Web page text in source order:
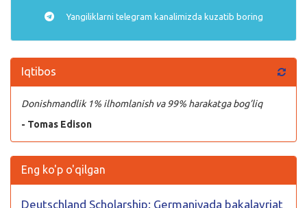
Yangiliklarni telegram kanalimizda kuzatib boring
Iqtibos
Donishmandlik 1% ilhomlanish va 99% harakatga bog’liq
- Tomas Edison
Eng ko'p o'qilgan
Deutschland Scholarship: Germaniyada bakalavriat